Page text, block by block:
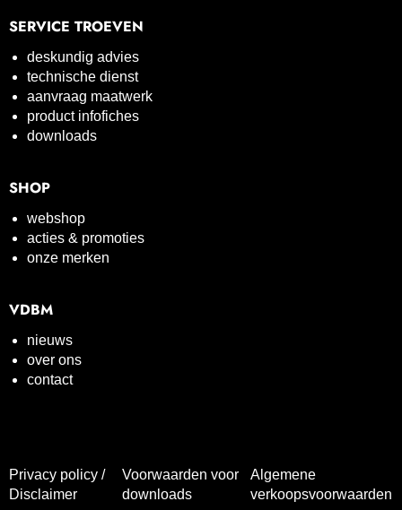
SERVICE TROEVEN
deskundig advies
technische dienst
aanvraag maatwerk
product infofiches
downloads
SHOP
webshop
acties & promoties
onze merken
VDBM
nieuws
over ons
contact
Privacy policy /
Disclaimer
Voorwaarden voor
downloads
Algemene
verkoopsvoorwaarden